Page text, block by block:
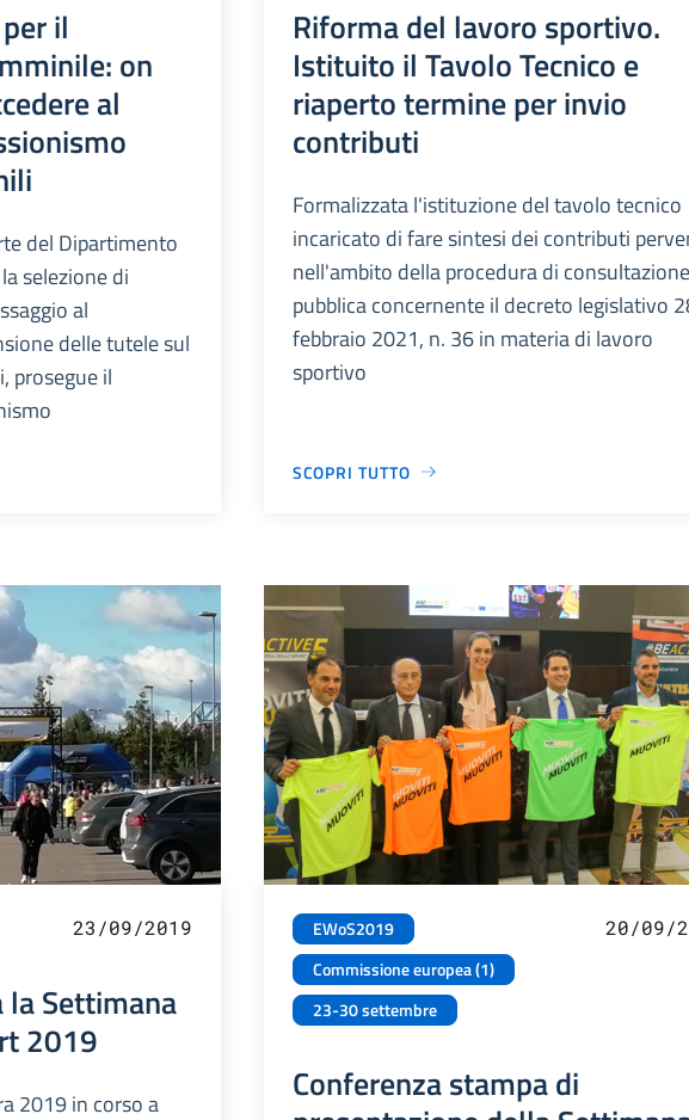
il
on
al
del Dipartimento
selezione di
al
delle tutele sul
prosegue il
Riforma del lavoro sportivo.
Istituito il Tavolo Tecnico e
riaperto termine per invio
contributi
Formalizzata l'istituzione del tavolo tecnico
incaricato di fare sintesi dei contributi
nell'ambito della procedura di consultazione
pubblica concernente il decreto legislativo
febbraio 2021, n. 36 in materia di lavoro
sportivo
SCOPRI TUTTO
23/09/2019
la Settimana
2019
2019 in corso a
EWoS2019
Commissione europea (1)
23-30 settembre
20/09/
Conferenza stampa di